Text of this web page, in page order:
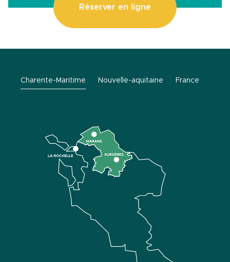
Réserver en ligne
Charente-Maritime Nouvelle-aquitaine France